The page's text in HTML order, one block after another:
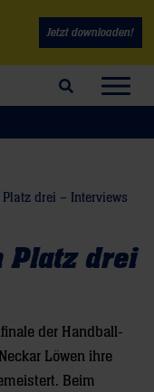
Jetzt downloaden!
Suchfeld öffnen
Platz drei – Interviews
Platz drei
der Handball-
Löwen ihre
Beim